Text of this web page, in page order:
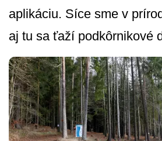
aplikáciu. Síce sme v
aj tu sa ťaží podkôrnikové